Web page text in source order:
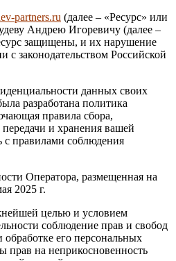
partners.ru (далее – «Ресурс» или
Андрею Игоревичу (далее –
защищены, и их нарушение
с законодательством Российской
данных своих
разработана политика
правила сбора,
и хранения вашей
с правилами соблюдения
Оператора, размещенная на
2025 г.
целью и условием
соблюдение прав и свобод
его персональных
прав на неприкосновенность